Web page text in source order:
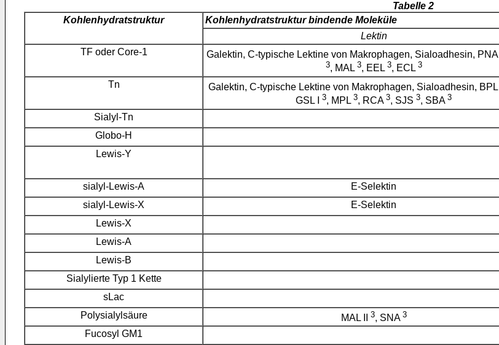
Tabelle 2
Kohlenhydratstruktur
Kohlenhydratstruktur bindende Moleküle
Lektin
TF oder Core-1
Galektin, C-typische Lektine von Makrophagen, Sialoadhesin, PNA
3, MAL 3, EEL 3, ECL 3
Tn Galektin, C-typische Lektine von Makrophagen, Sialoadhesin, BPL
GSL I 3, MPL 3, RCA 3, SJS 3, SBA 3
Sialyl-Tn
Globo-H
Lewis-Y
sialyl-Lewis-A E-Selektin
sialyl-Lewis-X E-Selektin
Lewis-X
Lewis-A
Lewis-B
Sialylierte Typ 1 Kette
sLac
Polysialylsäure MAL II 3, SNA 3
Fucosyl GM1